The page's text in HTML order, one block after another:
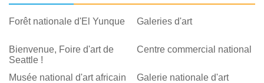
Forêt nationale d'El Yunque Galeries d'art
Bienvenue, Foire d'art de
Seattle !
Centre commercial national
Musée national d'art africain Galerie nationale d'art